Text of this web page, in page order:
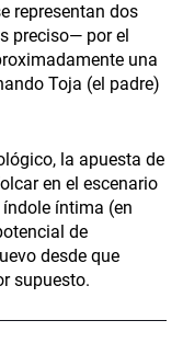
representan dos
preciso— por el
una
Toja (el padre)
la apuesta de
en el escenario
íntima (en
de
desde que
supuesto.